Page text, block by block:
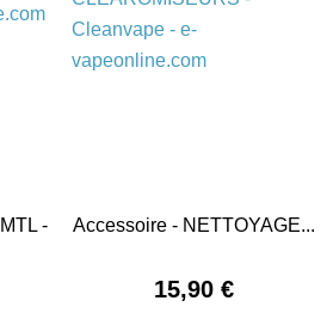
-
Accessoire - NETTOYAGE...
Prix
15,90 €